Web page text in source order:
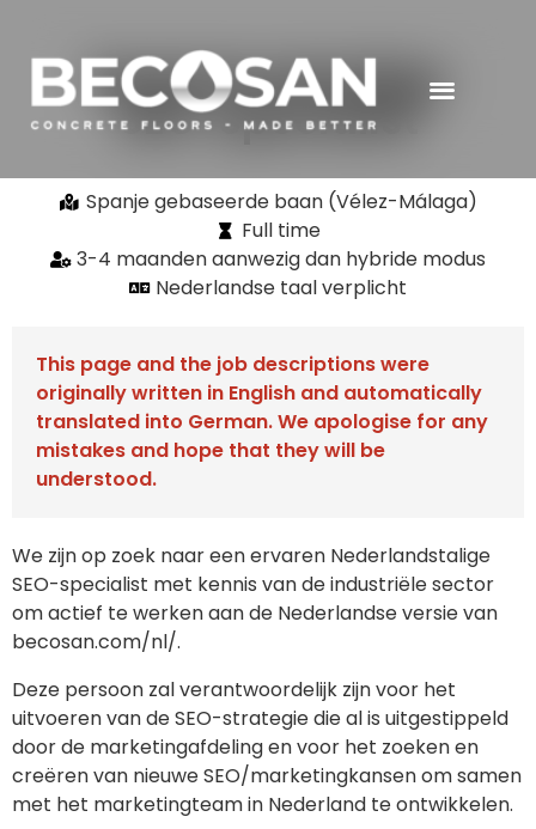
Nederlandstalige
SEO-specialist
Spanje gebaseerde baan (Vélez-Málaga)
Full time
3-4 maanden aanwezig dan hybride modus
Nederlandse taal verplicht
This page and the job descriptions were
originally written in English and automatically
translated into German. We apologise for any
mistakes and hope that they will be
understood.
We zijn op zoek naar een ervaren Nederlandstalige
SEO-specialist met kennis van de industriële sector
om actief te werken aan de Nederlandse versie van
becosan.com/nl/.
Deze persoon zal verantwoordelijk zijn voor het
uitvoeren van de SEO-strategie die al is uitgestippeld
door de marketingafdeling en voor het zoeken en
creëren van nieuwe SEO/marketingkansen om samen
met het marketingteam in Nederland te ontwikkelen.